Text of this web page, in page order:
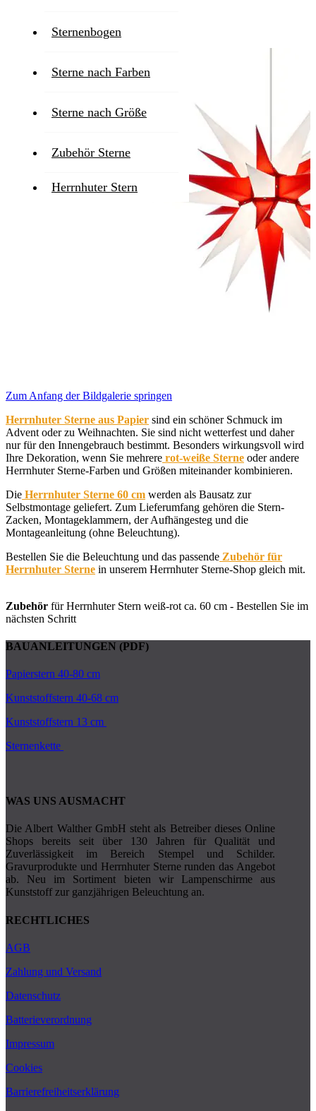
Sternenbogen
Sterne nach Farben
Sterne nach Größe
Zubehör Sterne
Herrnhuter Stern
Zum Ende der Bildgalerie springen
Zum Anfang der Bildgalerie springen
Herrnhuter Sterne aus Papier sind ein schöner Schmuck im
Advent oder zu Weihnachten. Sie sind nicht wetterfest und daher
nur für den Innengebrauch bestimmt. Besonders wirkungsvoll wird
Ihre Dekoration, wenn Sie mehrere rot-weiße Sterne oder andere
Herrnhuter Sterne-Farben und Größen miteinander kombinieren.
Die Herrnhuter Sterne 60 cm werden als Bausatz zur
Selbstmontage geliefert. Zum Lieferumfang gehören die Stern-
Zacken, Montageklammern, der Aufhängesteg und die
Montageanleitung (ohne Beleuchtung).
Bestellen Sie die Beleuchtung und das passende Zubehör für
Herrnhuter Sterne in unserem Herrnhuter Sterne-Shop gleich mit.
Zubehör für Herrnhuter Stern weiß-rot ca. 60 cm - Bestellen Sie im
nächsten Schritt
BAUANLEITUNGEN (PDF)
Papierstern 40-80 cm
Kunststoffstern 40-68 cm
Kunststoffstern 13 cm
Sternenkette
WAS UNS AUSMACHT
Die Albert Walther GmbH steht als Betreiber dieses Online
Shops bereits seit über 130 Jahren für Qualität und
Zuverlässigkeit im Bereich Stempel und Schilder.
Gravurprodukte und Herrnhuter Sterne runden das Angebot
ab. Neu im Sortiment bieten wir Lampenschirme aus
Kunststoff zur ganzjährigen Beleuchtung an.
RECHTLICHES
AGB
Zahlung und Versand
Datenschutz
Batterieverordnung
Impressum
Cookies
Barrierefreiheitserklärung